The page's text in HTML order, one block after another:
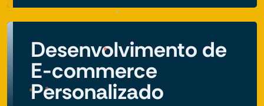
Desenvolvimento de
E-commerce
Personalizado